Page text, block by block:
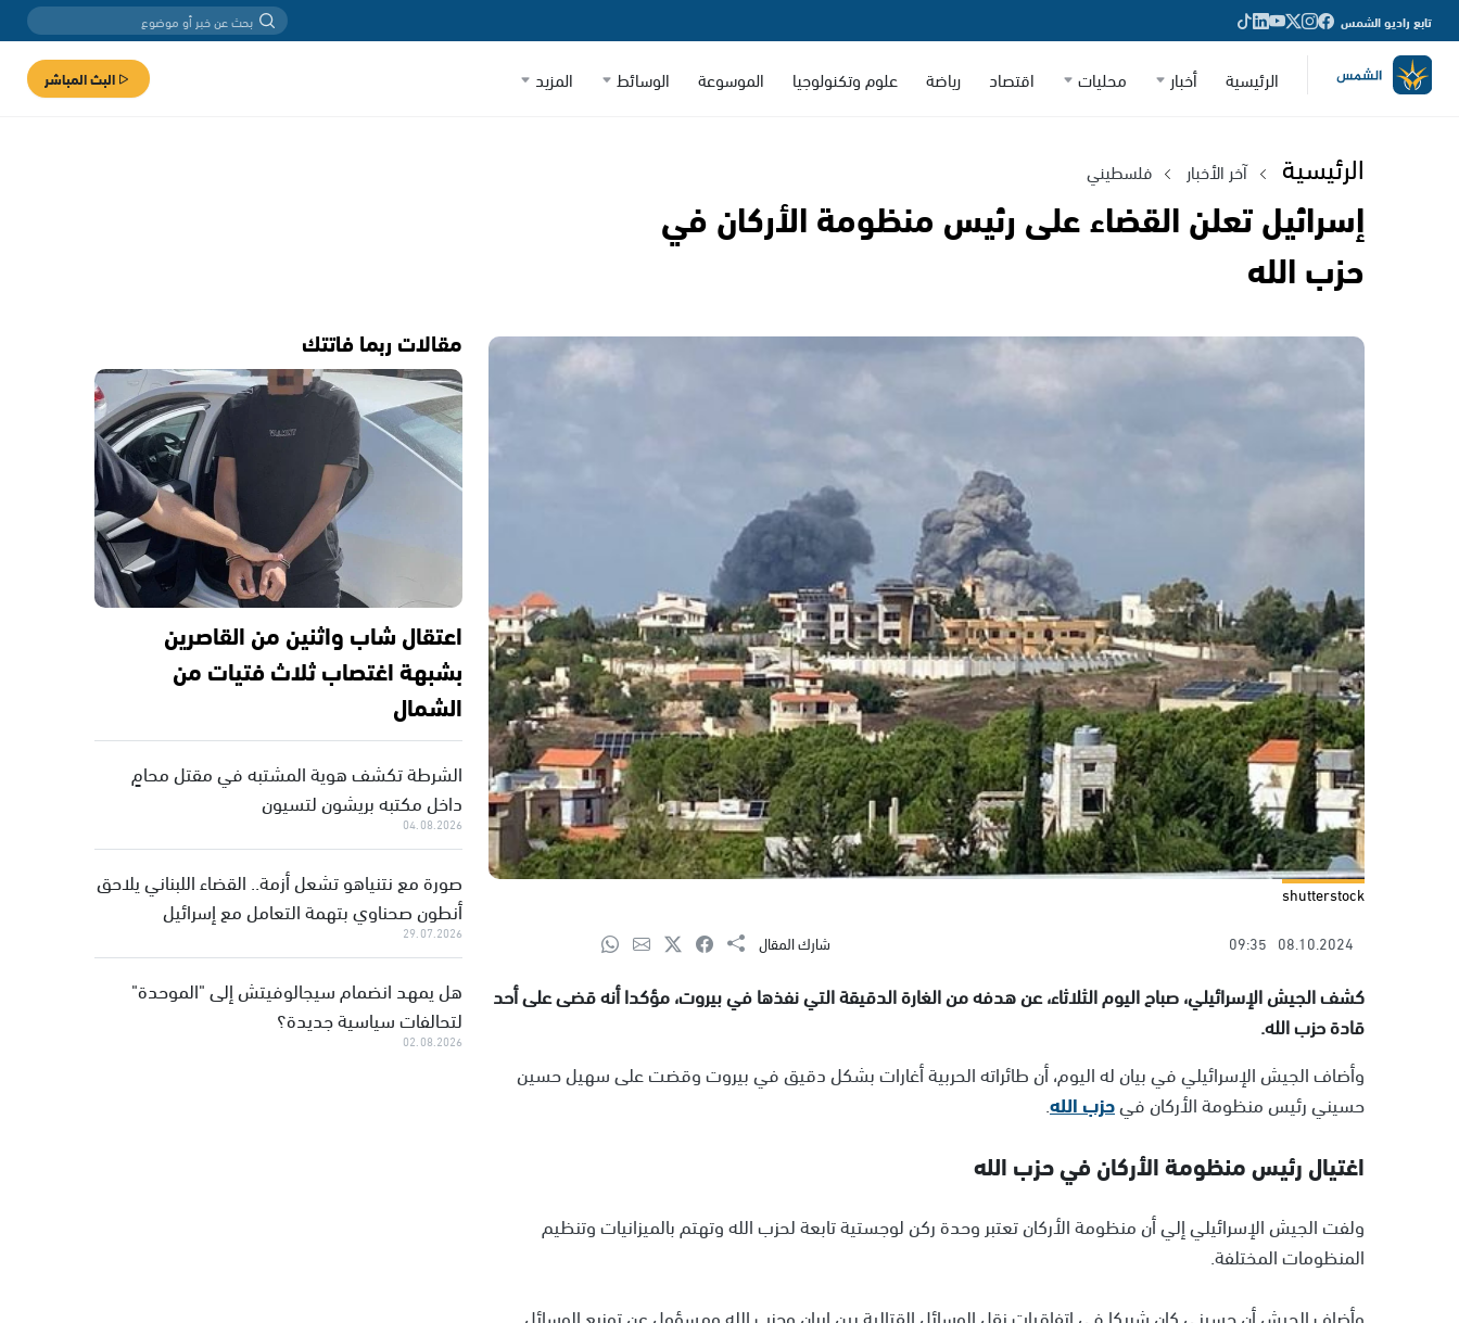
تابع راديو الشمس
الرئيسية أخبار محليات اقتصاد رياضة علوم وتكنولوجيا الموسوعة الوسائط المزيد البث المباشر
الرئيسية آخر الأخبار فلسطيني
إسرائيل تعلن القضاء على رئيس منظومة الأركان في
حزب الله
shutterstock
08.10.2024
09:35 شارك المقال
كشف الجيش الإسرائيلي، صباح اليوم الثلاثاء، عن هدفه من الغارة الدقيقة التي نفذها في بيروت، مؤكدا أنه قضى على أحد
قادة حزب الله.
وأضاف الجيش الإسرائيلي في بيان له اليوم، أن طائراته الحربية أغارات بشكل دقيق في بيروت وقضت على سهيل حسين
حسيني رئيس منظومة الأركان فيحزب الله.
اغتيال رئيس منظومة الأركان في حزب الله
ولفت الجيش الإسرائيلي إلي أن منظومة الأركان تعتبر وحدة ركن لوجستية تابعة لحزب الله وتهتم بالميزانيات وتنظيم
المنظومات المختلفة.
مقالات ربما فاتتك
اعتقال شاب واثنين من القاصرين
بشبهة اغتصاب ثلاث فتيات من
الشمال
الشرطة تكشف هوية المشتبه في مقتل محامٍ
داخل مكتبه بريشون لتسيون
04.08.2026
صورة مع نتنياهو تشعل أزمة.. القضاء اللبناني يلاحق
أنطون صحناوي بتهمة التعامل مع إسرائيل
29.07.2026
هل يمهد انضمام سيجالوفيتش إلى "الموحدة"
لتحالفات سياسية جديدة؟
02.08.2026